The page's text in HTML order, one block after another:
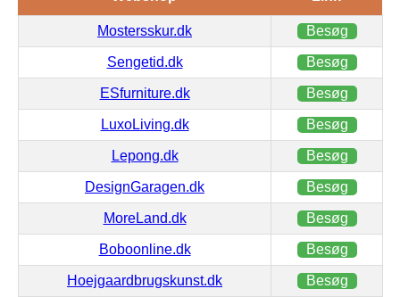
Mostersskur.dk Besøg
Sengetid.dk Besøg
ESfurniture.dk Besøg
LuxoLiving.dk Besøg
Lepong.dk Besøg
DesignGaragen.dk Besøg
MoreLand.dk Besøg
Boboonline.dk Besøg
Hoejgaardbrugskunst.dk Besøg